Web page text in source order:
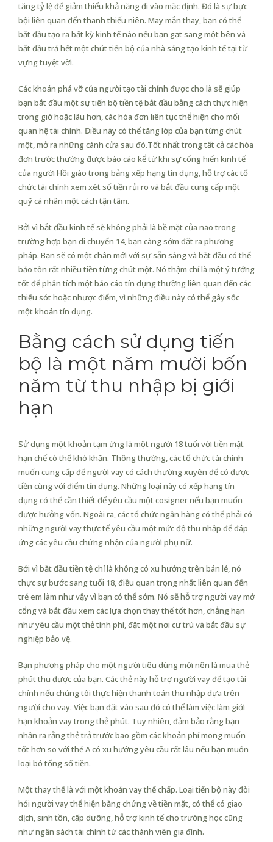
tăng tỷ lệ để giảm thiểu khả năng đi vào mặc định. Đó là sự bực
bội liên quan đến thanh thiếu niên. May mắn thay, bạn có thể
bắt đầu tạo ra bất kỳ kinh tế nào nếu bạn gạt sang một bên và
bắt đầu trả hết một chút tiến bộ của nhà sáng tạo kinh tế tại từ
vựng tuyệt vời.
Các khoản phá vỡ của người tạo tài chính được cho là sẽ giúp
bạn bắt đầu một sự tiến bộ tiền tệ bắt đầu bằng cách thực hiện
trong giờ hoặc lâu hơn, các hóa đơn liên tục thể hiện cho mối
quan hệ tài chính. Điều này có thể tăng lớp của bạn từng chút
một, mở ra những cánh cửa sau đó.Tốt nhất trong tất cả các hóa
đơn trước thường được báo cáo kể từ khi sự cống hiến kinh tế
của người Hồi giáo trong bảng xếp hạng tín dụng, hỗ trợ các tổ
chức tài chính xem xét số tiền rủi ro và bắt đầu cung cấp một
quỹ cá nhân một cách tận tâm.
Bởi vì bắt đầu kinh tế sẽ không phải là bề mặt của não trong
trường hợp bạn di chuyển 14, bạn càng sớm đặt ra phương
pháp. Bạn sẽ có một chân mới với sự sẵn sàng và bắt đầu có thể
bảo tồn rất nhiều tiền từng chút một. Nó thậm chí là một ý tưởng
tốt để phân tích một báo cáo tín dụng thường liên quan đến các
thiếu sót hoặc nhược điểm, vì những điều này có thể gây sốc
một khoản tín dụng.
Bằng cách sử dụng tiến
bộ là một năm mười bốn
năm từ thu nhập bị giới
hạn
Sử dụng một khoản tạm ứng là một người 18 tuổi với tiền mặt
hạn chế có thể khó khăn. Thông thường, các tổ chức tài chính
muốn cung cấp để người vay có cách thường xuyên để có được
tiền cùng với điểm tín dụng. Những loại này có xếp hạng tín
dụng có thể cần thiết để yêu cầu một cosigner nếu bạn muốn
được hưởng vốn. Ngoài ra, các tổ chức ngân hàng có thể phải có
những người vay thực tế yêu cầu một mức độ thu nhập để đáp
ứng các yêu cầu chứng nhận của người phụ nữ.
Bởi vì bắt đầu tiền tệ chỉ là không có xu hướng trên bán lẻ, nó
thực sự bước sang tuổi 18, điều quan trọng nhất liên quan đến
trẻ em làm như vậy vì bạn có thể sớm. Nó sẽ hỗ trợ người vay mở
cổng và bắt đầu xem các lựa chọn thay thế tốt hơn, chẳng hạn
như yêu cầu một thẻ tính phí, đặt một nơi cư trú và bắt đầu sự
nghiệp bảo vệ.
Bạn phương pháp cho một người tiêu dùng mới nên là mua thẻ
phút thu được của bạn. Các thẻ này hỗ trợ người vay để tạo tài
chính nếu chúng tôi thực hiện thanh toán thu nhập dựa trên
người cho vay. Việc bạn đặt vào sau đó có thể làm việc làm giới
hạn khoản vay trong thẻ phút. Tuy nhiên, đảm bảo rằng bạn
nhận ra rằng thẻ trả trước bao gồm các khoản phí mong muốn
tốt hơn so với thẻ A có xu hướng yêu cầu rất lâu nếu bạn muốn
loại bỏ tổng số tiền.
Một thay thế là với một khoản vay thế chấp. Loại tiến bộ này đòi
hỏi người vay thể hiện bằng chứng về tiền mặt, có thể có giao
dịch, sinh tồn, cấp dưỡng, hỗ trợ kinh tế cho trường học cũng
như ngân sách tài chính từ các thành viên gia đình.